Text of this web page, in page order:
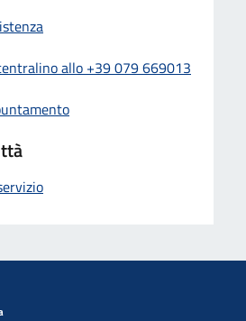
allo +39 079 669013